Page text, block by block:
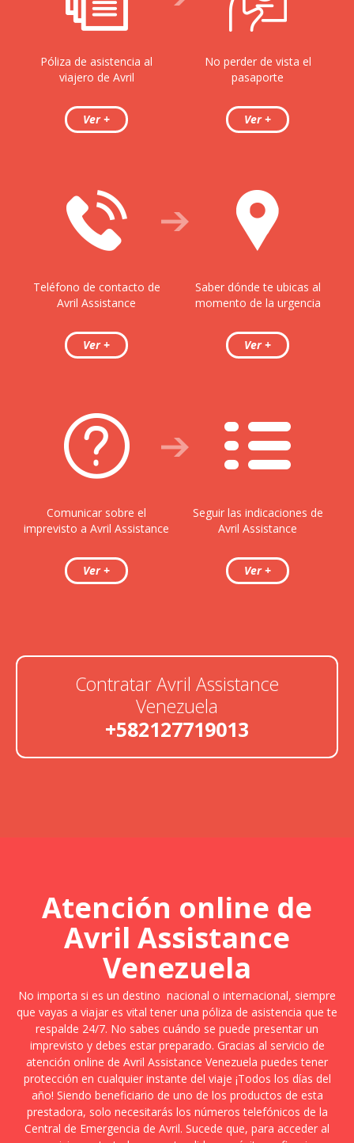
Póliza de asistencia al
viajero de Avril
No perder de vista el
pasaporte
Teléfono de contacto de
Avril Assistance
Saber dónde te ubicas al
momento de la urgencia
Comunicar sobre el
imprevisto a Avril Assistance
Seguir las indicaciones de
Avril Assistance
Contratar Avril Assistance
Venezuela
+582127719013
Atención online de
Avril Assistance
Venezuela
No importa si es un destino nacional o internacional, siempre
que vayas a viajar es vital tener una póliza de asistencia que te
respalde 24/7. No sabes cuándo se puede presentar un
imprevisto y debes estar preparado. Gracias al servicio de
atención online de Avril Assistance Venezuela puedes tener
protección en cualquier instante del viaje ¡Todos los días del
año! Siendo beneficiario de uno de los productos de esta
prestadora, solo necesitarás los números telefónicos de la
Central de Emergencia de Avril. Sucede que, para acceder al